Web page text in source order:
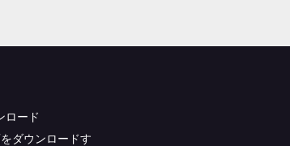
ロード
ダウンロードす